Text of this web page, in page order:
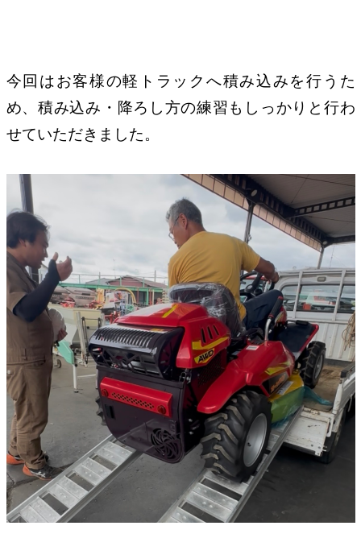
今回はお客様の軽トラックへ積み込みを行うた
め、積み込み・降ろし方の練習もしっかりと行わ
せていただきました。